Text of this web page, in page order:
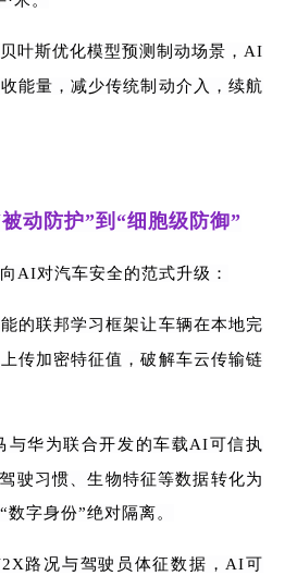
叶斯优化模型预测制动场景， AI
能量，减少传统制动介入，续航
动防护”到“细胞级防御”
AI对汽车安全的范式升级：
的联邦学习框架让车辆在本地完
传加密特征值，破解车云传输链
与华为联合开发的车载AI可信执
驶习惯、生物特征等数据转化为
数字身份”绝对隔离。
路况与驾驶员体征数据， AI可